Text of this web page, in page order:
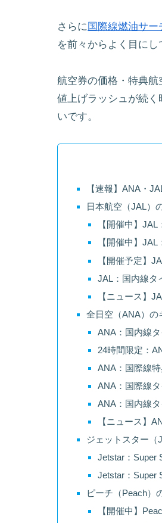
さらに国際線燃油サ
を前々からよく目に
航空券の価格・特典
値上げラッシュが続
いです。
【速報】ANA・
日本航空（JAL）
【開催中】
【開催中】
【開催予定】
JAL：国内線タ
【ニュース】
全日空（ANA）の
ANA：国内線タ
24時間限定：
ANA：国際線
ANA：国際線タ
ANA：国内線タ
【ニュース】
ジェットスター（
Jetstar：Super
Jetstar：Super
ピーチ（Peach）
【開催中】